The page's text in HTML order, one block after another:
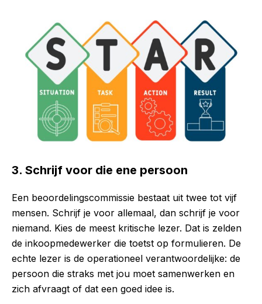
3. Schrijf voor die ene persoon
Een beoordelingscommissie bestaat uit twee tot vijf
mensen. Schrijf je voor allemaal, dan schrijf je voor
niemand. Kies de meest kritische lezer. Dat is zelden
de inkoopmedewerker die toetst op formulieren. De
echte lezer is de operationeel verantwoordelijke: de
persoon die straks met jou moet samenwerken en
zich afvraagt of dat een goed idee is.